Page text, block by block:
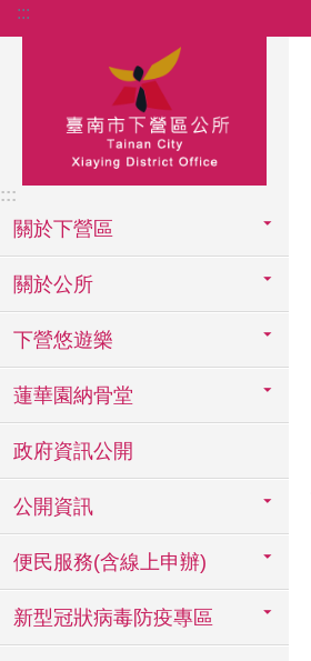
跳到主要內容區塊
:::
:::
關於下營區
關於公所
下營悠遊樂
蓮華園納骨堂
政府資訊公開
公開資訊
便民服務(含線上申辦)
新型冠狀病毒防疫專區